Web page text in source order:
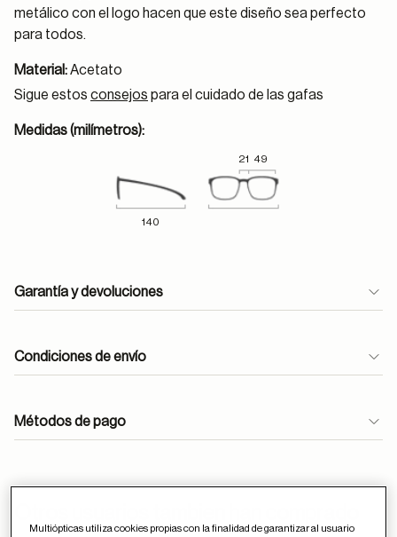
metálico con el logo hacen que este diseño sea perfecto
para todos.
Material:Acetato
Sigue estos consejos para el cuidado de las gafas
Medidas (milímetros):
21 49
140
Garantía y devoluciones
Condiciones de envío
Métodos de pago
Multiópticas utiliza cookies propias con la finalidad de garantizar al usuario